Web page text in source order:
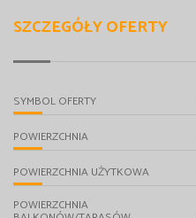
SZCZEGÓŁY OFERTY
SYMBOL OFERTY
POWIERZCHNIA
POWIERZCHNIA UŻYTKOWA
POWIERZCHNIA